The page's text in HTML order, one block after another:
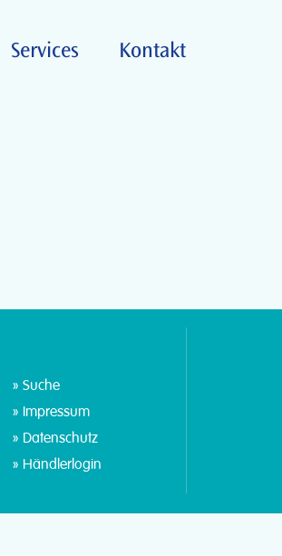
Services Kontakt
Suche
Impressum
Datenschutz
Händlerlogin